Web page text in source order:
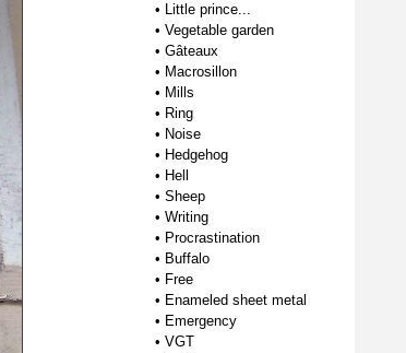
• Little prince...
• Vegetable garden
• Gâteaux
• Macrosillon
• Mills
• Ring
• Noise
• Hedgehog
• Hell
• Sheep
• Writing
• Procrastination
• Buffalo
• Free
• Enameled sheet metal
• Emergency
• VGT